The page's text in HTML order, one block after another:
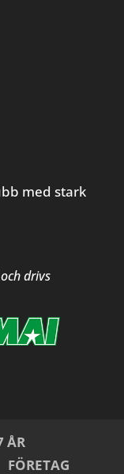
med stark
drivs
ÅR
FÖRETAG